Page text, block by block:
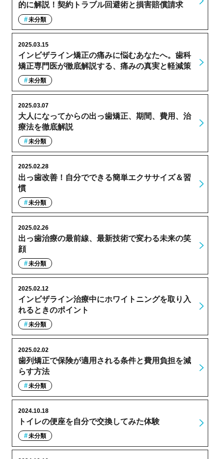
的に解説！契約トラブル回避術と損害賠償請求
未分類
インビザライン矯正の痛みに悩むあなたへ。歯科
矯正専門医が徹底解説する、痛みの真実と軽減策
2025.03.15
未分類
大人になってからの出っ歯矯正、期間、費用、治
療法を徹底解説
2025.03.07
未分類
出っ歯改善！自分でできる簡単エクササイズ＆習
慣
2025.02.28
未分類
出っ歯治療の最前線、最新技術で変わる未来の笑
顔
2025.02.26
未分類
インビザライン治療中にホワイトニングを取り入
れるときのポイント
2025.02.12
未分類
歯列矯正で保険が適用される条件と費用負担を減
らす方法
2025.02.02
未分類
トイレの便座を自分で交換してみた体験
2024.10.18
未分類